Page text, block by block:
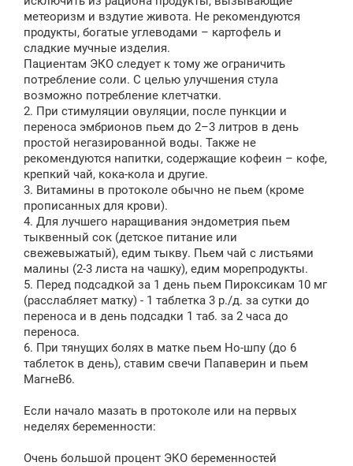
метеоризм и вздутие живота. Не рекомендуются
продукты, богатые углеводами – картофель и
сладкие мучные изделия.
Пациентам ЭКО следует к тому же ограничить
потребление соли. С целью улучшения стула
возможно потребление клетчатки.
2. При стимуляции овуляции, после пункции и
переноса эмбрионов пьем до 2–3 литров в день
простой негазированной воды. Также не
рекомендуются напитки, содержащие кофеин – кофе,
крепкий чай, кока-кола и другие.
3. Витамины в протоколе обычно не пьем (кроме
прописанных для крови).
4. Для лучшего наращивания эндометрия пьем
тыквенный сок (детское питание или
свежевыжатый), едим тыкву. Пьем чай с листьями
малины (2-3 листа на чашку), едим морепродукты.
5. Перед подсадкой за 1 день пьем Пироксикам 10 мг
(расслабляет матку) - 1 таблетка 3 р./д. за сутки до
переноса и в день подсадки 1 таб. за 2 часа до
переноса.
6. При тянущих болях в матке пьем Но-шпу (до 6
таблеток в день), ставим свечи Папаверин и пьем
МагнеB6.
Если начало мазать в протоколе или на первых
неделях беременности:
Очень большой процент ЭКО беременностей